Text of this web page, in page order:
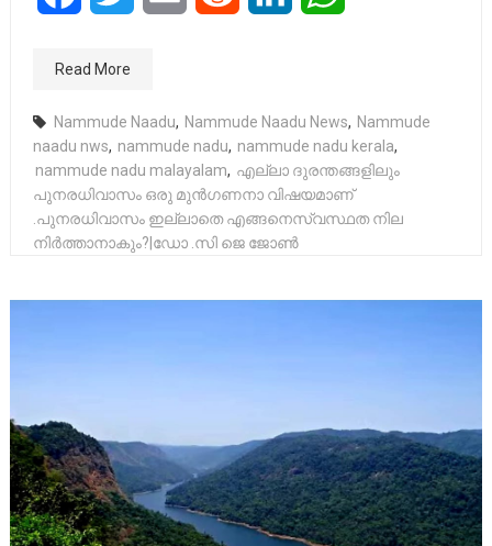
Read More
Nammude Naadu, Nammude Naadu News, Nammude
naadu nws, nammude nadu, nammude nadu kerala,
nammude nadu malayalam, എല്ലാ ദുരന്തങ്ങളിലും
പുനരധിവാസം ഒരു മുൻഗണനാ വിഷയമാണ്
.പുനരധിവാസം ഇല്ലാതെ എങ്ങനെസ്വസ്ഥത നില
നിർത്താനാകും?|ഡോ .സി ജെ ജോൺ